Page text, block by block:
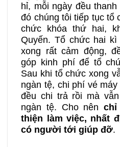
hỉ, mỗi ngày đều
đó chúng tôi tiếp tục tổ
chức khóa thứ hai,
Quyến. Tổ chức hai kì
xong rất cảm động,
góp kinh phí để tổ
Sau khi tổ chức xong
ngàn tệ, chi phí vé
đều chi trả rồi mà
ngàn tệ. Cho nên chỉ
thiện làm việc, nhất
có người tới giúp đỡ.